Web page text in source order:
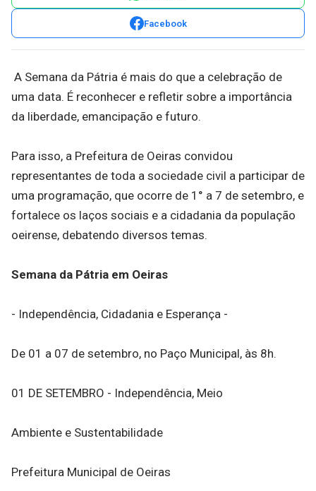
Facebook
A Semana da Pátria é mais do que a celebração de
uma data. É reconhecer e refletir sobre a importância
da liberdade, emancipação e futuro.
Para isso, a Prefeitura de Oeiras convidou
representantes de toda a sociedade civil a participar de
uma programação, que ocorre de 1° a 7 de setembro, e
fortalece os laços sociais e a cidadania da população
oeirense, debatendo diversos temas.
Semana da Pátria em Oeiras
- Independência, Cidadania e Esperança -
De 01 a 07 de setembro, no Paço Municipal, às 8h.
01 DE SETEMBRO - Independência, Meio
Ambiente e Sustentabilidade
Prefeitura Municipal de Oeiras